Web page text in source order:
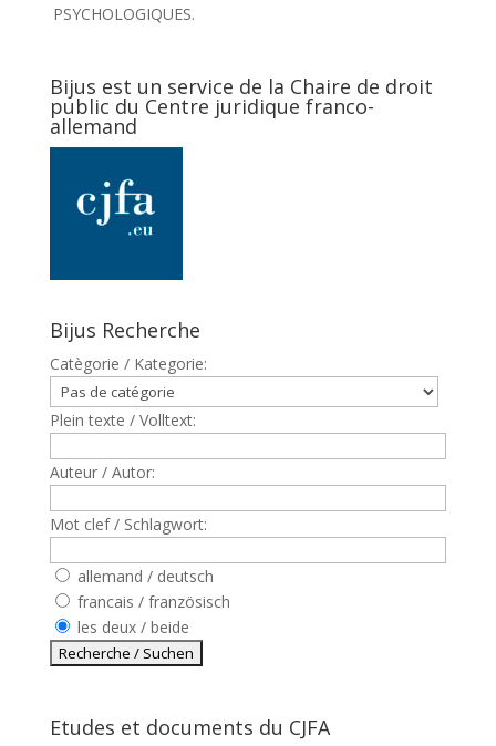
PSYCHOLOGIQUES.
Bijus est un service de la Chaire de droit
public du Centre juridique franco-
allemand
Bijus Recherche
Catègorie / Kategorie:
Plein texte / Volltext:
Auteur / Autor:
Mot clef / Schlagwort:
allemand / deutsch
francais / französisch
les deux / beide
Etudes et documents du CJFA